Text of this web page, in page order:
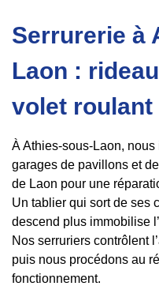
Serrurerie à
Laon :
volet
À Athies-sous-Laon,
garages de pavillons et
de Laon pour une
Un tablier qui sort de ses
descend plus immobilise
Nos serruriers contrôlent
puis nous procédons au
fonctionnement.